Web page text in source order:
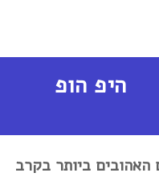
היפ הופ
האהובים ביותר בקרב